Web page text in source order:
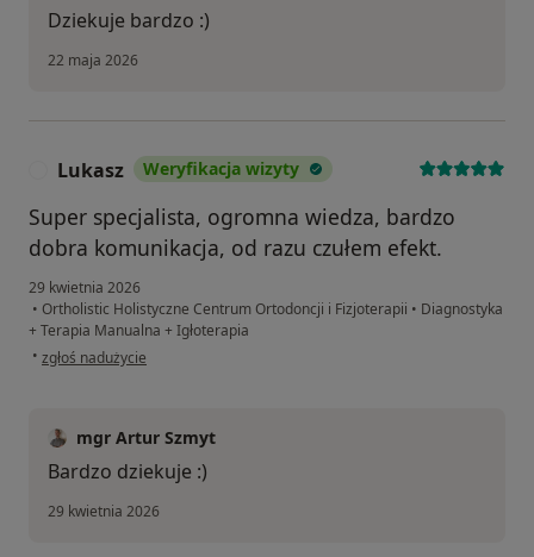
Dziekuje bardzo :)
22 maja 2026
Lukasz Weryfikacja wizyty
Super specjalista, ogromna wiedza, bardzo
dobra komunikacja, od razu czułem efekt.
29 kwietnia 2026
• Ortholistic Holistyczne Centrum Ortodoncji i Fizjoterapii • Diagnostyka
+ Terapia Manualna + Igłoterapia
• w opinii użytkownika Lukasz
zgłoś nadużycie
mgr Artur Szmyt
Bardzo dziekuje :)
29 kwietnia 2026